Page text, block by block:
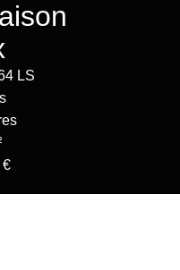
LS
€